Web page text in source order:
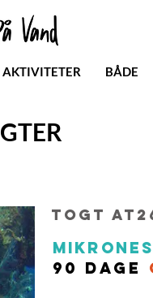
AKTIVITETER BÅDE
Togt
90 dage